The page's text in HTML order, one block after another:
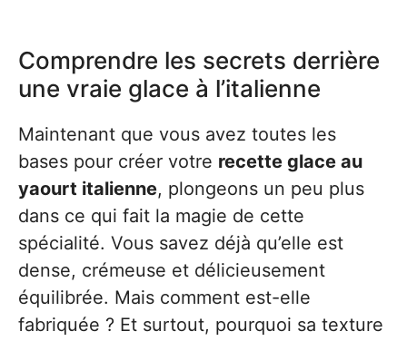
Comprendre les secrets derrière
une vraie glace à l’italienne
Maintenant que vous avez toutes les
bases pour créer votre recette glace au
yaourt italienne, plongeons un peu plus
dans ce qui fait la magie de cette
spécialité. Vous savez déjà qu’elle est
dense, crémeuse et délicieusement
équilibrée. Mais comment est-elle
fabriquée ? Et surtout, pourquoi sa texture